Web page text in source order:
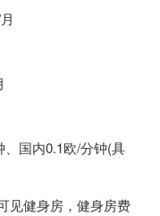
国内0.1欧/分钟(具
见健身房，健身房费